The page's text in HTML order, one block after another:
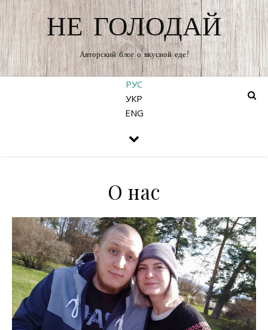
НЕ ГОЛОДАЙ
Авторский блог о вкусной еде!
РУС
УКР
ENG
О нас